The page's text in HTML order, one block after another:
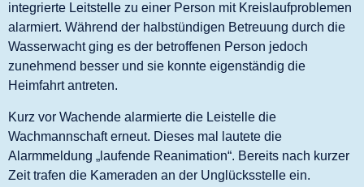
integrierte Leitstelle zu einer Person mit Kreislaufproblemen
alarmiert. Während der halbstündigen Betreuung durch die
Wasserwacht ging es der betroffenen Person jedoch
zunehmend besser und sie konnte eigenständig die
Heimfahrt antreten.
Kurz vor Wachende alarmierte die Leistelle die
Wachmannschaft erneut. Dieses mal lautete die
Alarmmeldung „laufende Reanimation“. Bereits nach kurzer
Zeit trafen die Kameraden an der Unglücksstelle ein.